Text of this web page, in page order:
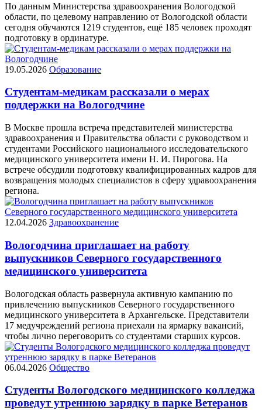
По данным Министерства здравоохранения Вологодской
области, по целевому направлению от Вологодской области
сегодня обучаются 1219 студентов, ещё 185 человек проходят
подготовку в ординатуре.
19.05.2026 Образование
Студентам-медикам рассказали о мерах
поддержки на Вологодчине
В Москве прошла встреча представителей министерства
здравоохранения и Правительства области с руководством и
студентами Российского национального исследовательского
медицинского университета имени Н. И. Пирогова. На
встрече обсудили подготовку квалифицированных кадров для
возвращения молодых специалистов в сферу здравоохранения
региона.
12.04.2026 Здравоохранение
Вологодчина приглашает на работу
выпускников Северного государственного
медицинского университета
Вологодская область развернула активную кампанию по
привлечению выпускников Северного государственного
медицинского университета в Архангельске. Представители
17 медучреждений региона приехали на ярмарку вакансий,
чтобы лично переговорить со студентами старших курсов.
06.04.2026 Общество
Студенты Вологодского медицинского колледжа
проведут утреннюю зарядку в парке Ветеранов